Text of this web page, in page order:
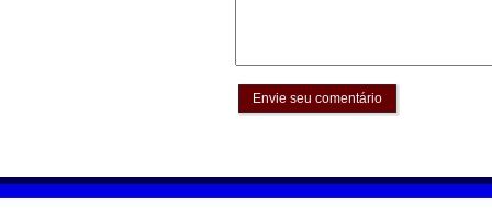
Envie seu comentário